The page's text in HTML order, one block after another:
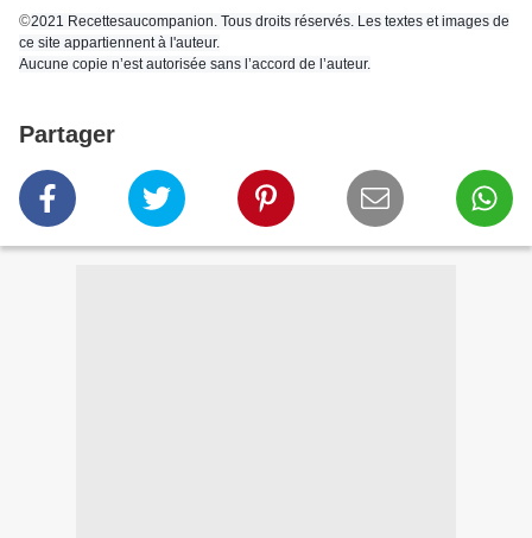
©2021 Recettesaucompanion. Tous droits réservés. Les textes et images de
ce site appartiennent à l'auteur.
Aucune copie n’est autorisée sans l’accord de l’auteur.
Partager